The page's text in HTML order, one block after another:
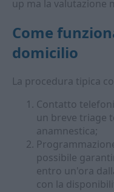
up ma la valutazione
Come
domicilio
La procedura tipica
Contatto
un breve triage
anamnestica;
possibile
entro un'ora
con la